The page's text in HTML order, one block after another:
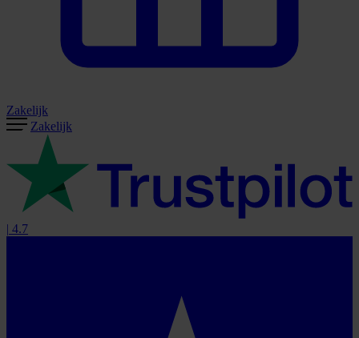
Zakelijk
Zakelijk
| 4.7